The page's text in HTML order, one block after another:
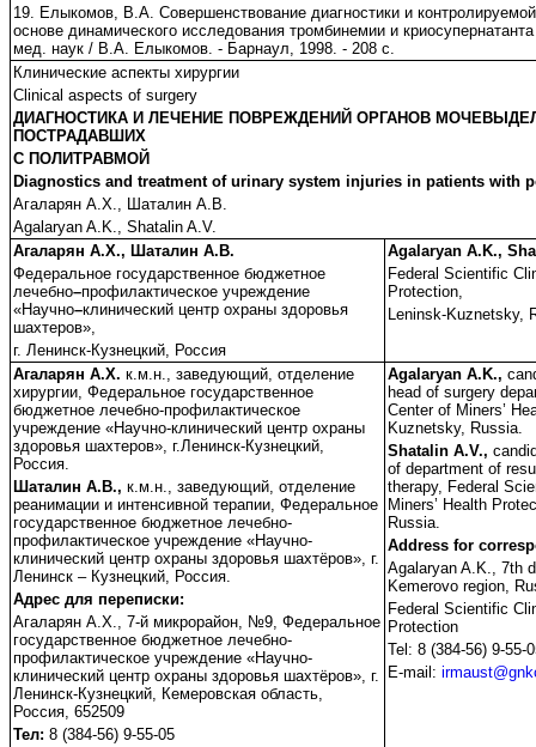
19. Елыкомов, В.А. Совершенствование диагностики и
основе динамического исследования тромбинемии и
мед. наук / В.А. Елыкомов. - Барнаул, 1998. - 208 с.
Клинические аспекты хирургии
Clinical aspects of surgery
ДИАГНОСТИКА И ЛЕЧЕНИЕ ПОВРЕЖДЕНИЙ ОРГАНОВ
ПОСТРАДАВШИХ
С ПОЛИТРАВМОЙ
Diagnostics and treatment of urinary system injuries in patients with
Агаларян А.Х., Шаталин А.В.
Agalaryan A.K., Shatalin A.V.
Агаларян А.Х., Шаталин А.В.
Федеральное государственное бюджетное
лечебно–профилактическое учреждение
«Научно–клинический центр охраны здоровья
шахтеров»,
г. Ленинск-Кузнецкий, Россия
Agalaryan A.K.,
Federal Scientific
Protection,
Leninsk-Kuznetsky,
Агаларян А.Х. к.м.н., заведующий, отделение
хирургии, Федеральное государственное
бюджетное лечебно-профилактическое
учреждение «Научно-клинический центр охраны
здоровья шахтеров», г.Ленинск-Кузнецкий,
Россия.
Шаталин А.В.,к.м.н., заведующий, отделение
реанимации и интенсивной терапии, Федеральное
государственное бюджетное лечебно-
профилактическое учреждение «Научно-
клинический центр охраны здоровья шахтёров», г.
Ленинск – Кузнецкий, Россия.
Адрес для переписки:
Агаларян А.Х., 7-й микрорайон, №9, Федеральное
государственное бюджетное лечебно-
профилактическое учреждение «Научно-
клинический центр охраны здоровья шахтёров», г.
Ленинск-Кузнецкий, Кемеровская область,
Россия, 652509
Тел:8 (384-56) 9-55-05
Agalaryan A.K.,
head of surgery
Center of Miners’
Kuznetsky, Russia.
Shatalin A.V.,
of department of
therapy, Federal
Miners’ Health
Russia.
Address for
Agalaryan A.K., 7th
Kemerovo region,
Federal Scientific
Protection
Tel: 8 (384-56) 9-55-
E-mail: